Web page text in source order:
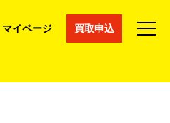
マイページ 買取申込
採用情報 通販サイト